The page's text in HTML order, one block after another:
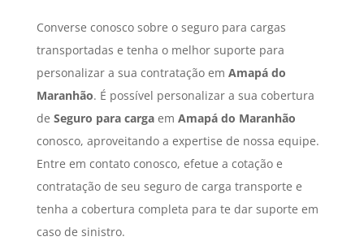
Converse conosco sobre o seguro para cargas
transportadas e tenha o melhor suporte para
personalizar a sua contratação em Amapá do
Maranhão. É possível personalizar a sua cobertura
de Seguro para cargaem Amapá do Maranhão
conosco, aproveitando a expertise de nossa equipe.
Entre em contato conosco, efetue a cotação e
contratação de seu seguro de carga transporte e
tenha a cobertura completa para te dar suporte em
caso de sinistro.